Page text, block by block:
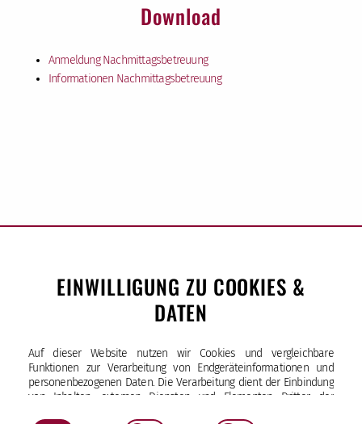
EINWILLIGUNG ZU COOKIES &
DATEN
Auf dieser Website nutzen wir Cookies und vergleichbare
Funktionen zur Verarbeitung von Endgeräteinformationen und
personenbezogenen Daten. Die Verarbeitung dient der Einbindung
von Inhalten, externen Diensten und Elementen Dritter, der
Download
Anmeldung Nachmittagsbetreuung
Informationen Nachmittagsbetreuung
Sankt-Ansgar-Schule
Bürgerweide 33 | 20535 Hamburg
Tel (040) 25 17 34-10
Fax (040) 25 17 34-29